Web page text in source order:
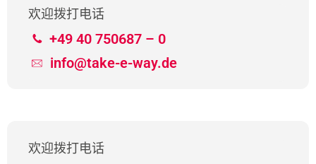
欢迎拨打电话
+49 40 750687 – 0
info@take-e-way.de
欢迎拨打电话